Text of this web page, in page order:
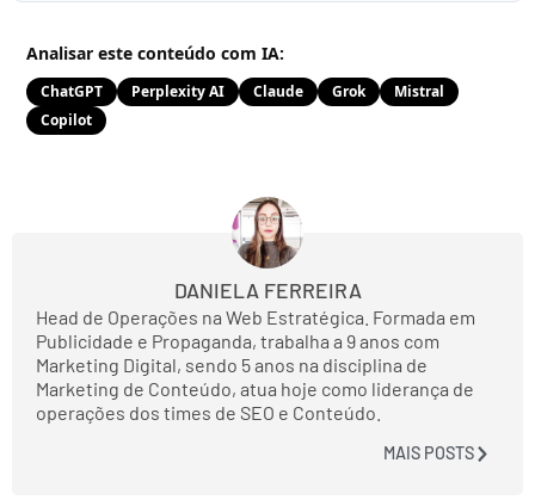
Analisar este conteúdo com IA:
ChatGPT Perplexity AI Claude Grok
Mistral
Copilot
DANIELA FERREIRA
Head de Operações na Web Estratégica. Formada em
Publicidade e Propaganda, trabalha a 9 anos com
Marketing Digital, sendo 5 anos na disciplina de
Marketing de Conteúdo, atua hoje como liderança de
operações dos times de SEO e Conteúdo.
MAIS POSTS